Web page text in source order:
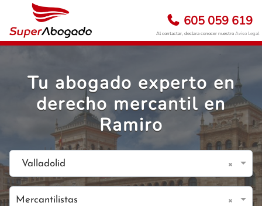
605 059 619
Al contactar, declara conocer nuestroAviso Legal
Tu abogado experto en
derecho mercantil en
Ramiro
Valladolid ×
Mercantilistas ×